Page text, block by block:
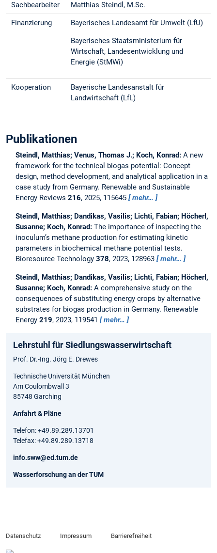
Sachbearbeiter Matthias Steindl, M.Sc.
Finanzierung Bayerisches Landesamt für Umwelt (LfU)
Bayerisches Staatsministerium für
Wirtschaft, Landesentwicklung und
Energie (StMWi)
Kooperation
Bayerische Landesanstalt für
Landwirtschaft (LfL)
Publikationen
Steindl, Matthias; Venus, Thomas J.; Koch, Konrad: A new
framework for the technical biogas potential: Concept
design, method development, and analytical application in a
case study from Germany. Renewable and Sustainable
Energy Reviews 216, 2025, 115645 mehr…
Steindl, Matthias; Dandikas, Vasilis; Lichti, Fabian; Höcherl,
Susanne; Koch, Konrad: The importance of inspecting the
inoculum’s methane production for estimating kinetic
parameters in biochemical methane potential tests.
Bioresource Technology 378, 2023, 128963 mehr…
Steindl, Matthias; Dandikas, Vasilis; Lichti, Fabian; Höcherl,
Susanne; Koch, Konrad: A comprehensive study on the
consequences of substituting energy crops by alternative
substrates for biogas production in Germany. Renewable
Energy 219, 2023, 119541 mehr…
Lehrstuhl für Siedlungswasserwirtschaft
Prof. Dr.-Ing. Jörg E. Drewes
Technische Universität München
Am Coulombwall 3
85748 Garching
Anfahrt & Pläne
Telefon: +49.89.289.13701
Telefax: +49.89.289.13718
info.sww@ed.tum.de
Wasserforschung an der TUM
Datenschutz Impressum Barrierefreiheit